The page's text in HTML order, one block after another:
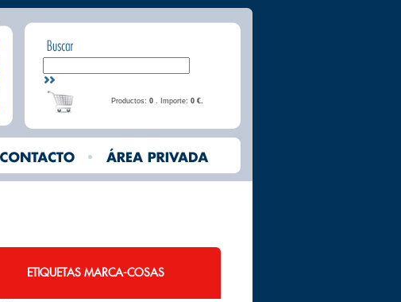
Productos: 0. Importe: 0 €.
ETIQUETAS MARCA-COSAS